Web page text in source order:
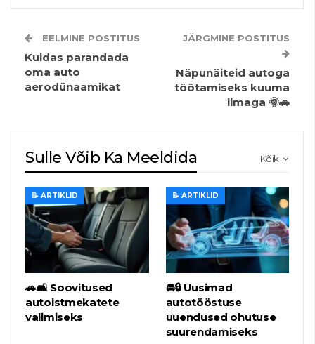
EELMINE POSTITUS
Kuidas parandada
oma auto
aerodünaamikat
JÄRGMINE POSTITUS
Näpunäiteid autoga
töötamiseks kuuma
ilmaga 🌞🚗
Kõik
Sulle Võib Ka Meeldida
📝 ARTIKLID
🚗🛋️ Soovitused
autoistmekatete
valimiseks
📝 ARTIKLID
🚘🔒 Uusimad
autotööstuse
uuendused ohutuse
suurendamiseks